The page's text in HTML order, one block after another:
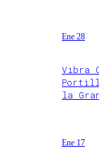
Ene 28
Vibra
la
Ene 17